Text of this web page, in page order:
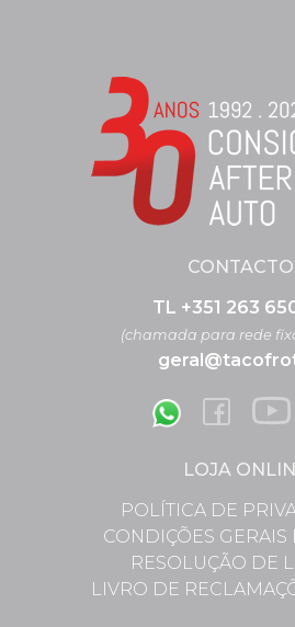
TL +351 263
(chamada para rede
LOJA
POLÍTICA DE
CONDIÇÕES
RESOLUÇÃO DE
LIVRO DE